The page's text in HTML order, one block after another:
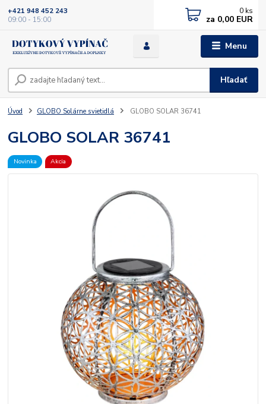
Menu
Hľadať
+421 948 452 243
09:00 - 15:00
0 ks
za 0,00 EUR
Úvod GLOBO Solárne svietidlá GLOBO SOLAR 36741
GLOBO SOLAR 36741
Novinka Akcia